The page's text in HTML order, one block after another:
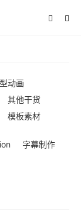
动画
其他干货
模板素材
字幕制作